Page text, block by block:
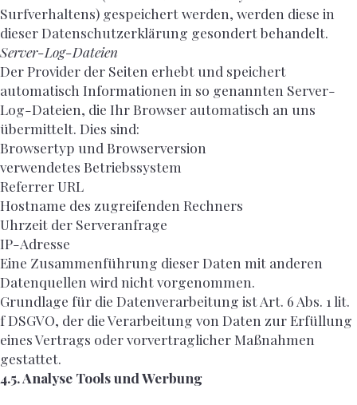
Surfverhaltens) gespeichert werden, werden diese in
dieser Datenschutzerklärung gesondert behandelt.
Server-Log-Dateien
Der Provider der Seiten erhebt und speichert
automatisch Informationen in so genannten Server-
Log-Dateien, die Ihr Browser automatisch an uns
übermittelt. Dies sind:
Browsertyp und Browserversion
verwendetes Betriebssystem
Referrer URL
Hostname des zugreifenden Rechners
Uhrzeit der Serveranfrage
IP-Adresse
Eine Zusammenführung dieser Daten mit anderen
Datenquellen wird nicht vorgenommen.
Grundlage für die Datenverarbeitung ist Art. 6 Abs. 1 lit.
f DSGVO, der die Verarbeitung von Daten zur Erfüllung
eines Vertrags oder vorvertraglicher Maßnahmen
gestattet.
4.5. Analyse Tools und Werbung